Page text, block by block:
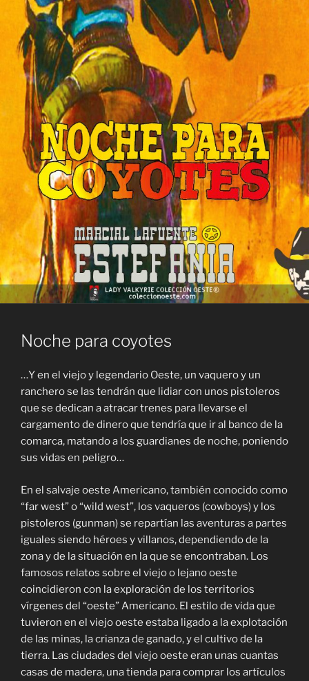
Noche para coyotes
…Y en el viejo y legendario Oeste, un vaquero y un
ranchero se las tendrán que lidiar con unos pistoleros
que se dedican a atracar trenes para llevarse el
cargamento de dinero que tendría que ir al banco de la
comarca, matando a los guardianes de noche, poniendo
sus vidas en peligro…
En el salvaje oeste Americano, también conocido como
“far west” o “wild west”, los vaqueros (cowboys) y los
pistoleros (gunman) se repartían las aventuras a partes
iguales siendo héroes y villanos, dependiendo de la
zona y de la situación en la que se encontraban. Los
famosos relatos sobre el viejo o lejano oeste
coincidieron con la exploración de los territorios
vírgenes del “oeste” Americano. El estilo de vida que
tuvieron en el viejo oeste estaba ligado a la explotación
de las minas, la crianza de ganado, y el cultivo de la
tierra. Las ciudades del viejo oeste eran unas cuantas
casas de madera, una tienda para comprar los artículos